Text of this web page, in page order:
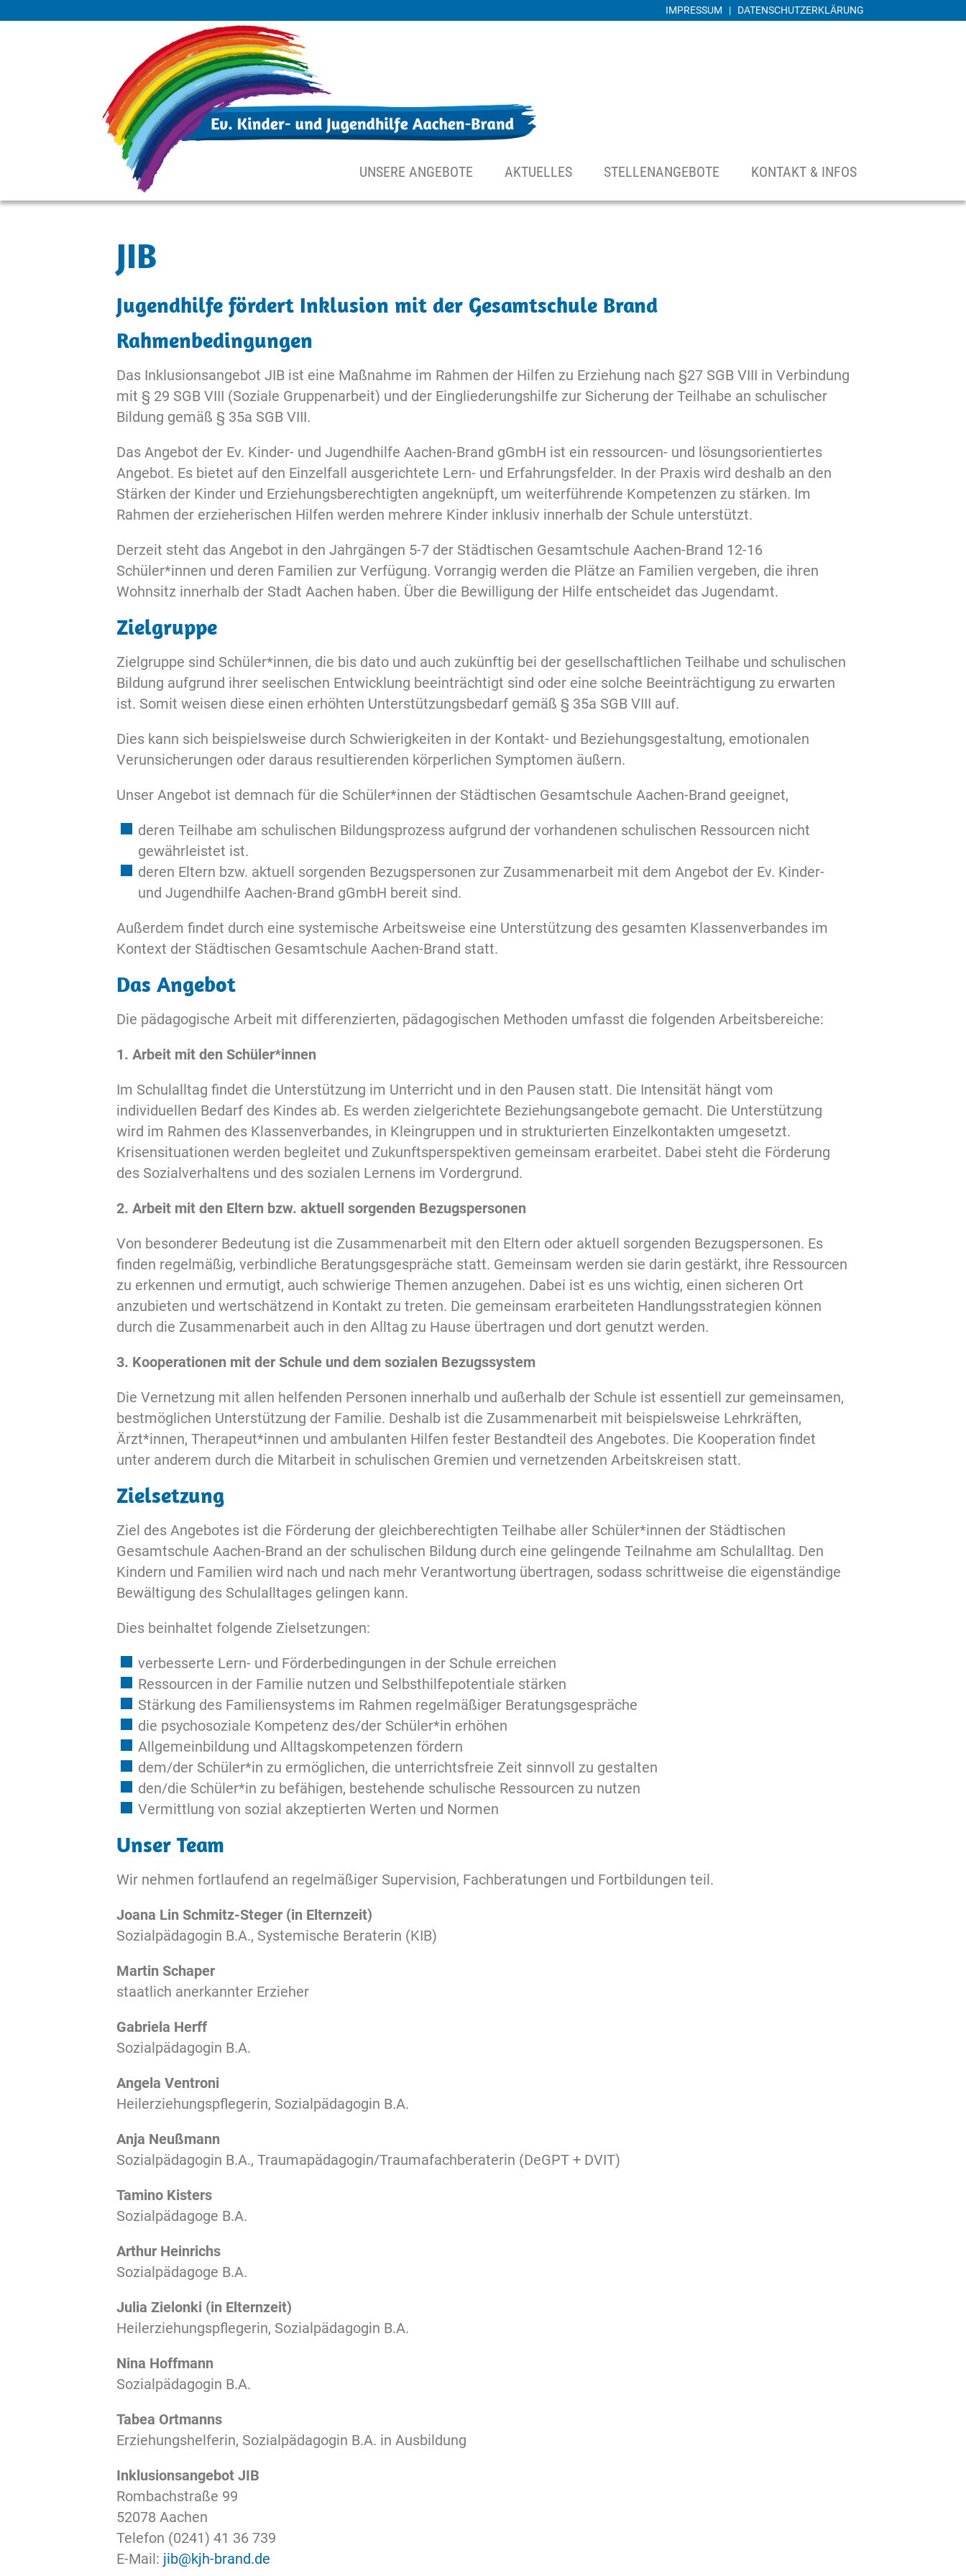
IMPRESSUM | DATENSCHUTZERKLÄRUNG
UNSERE ANGEBOTE AKTUELLES STELLENANGEBOTE KONTAKT & INFOS
JIB
Jugendhilfe fördert Inklusion mit der Gesamtschule Brand
Rahmenbedingungen
Das Inklusionsangebot JIB ist eine Maßnahme im Rahmen der Hilfen zu Erziehung nach §27 SGB VIII in Verbindung
mit § 29 SGB VIII (Soziale Gruppenarbeit) und der Eingliederungshilfe zur Sicherung der Teilhabe an schulischer
Bildung gemäß § 35a SGB VIII.
Das Angebot der Ev. Kinder- und Jugendhilfe Aachen-Brand gGmbH ist ein ressourcen- und lösungsorientiertes
Angebot. Es bietet auf den Einzelfall ausgerichtete Lern- und Erfahrungsfelder. In der Praxis wird deshalb an den
Stärken der Kinder und Erziehungsberechtigten angeknüpft, um weiterführende Kompetenzen zu stärken. Im
Rahmen der erzieherischen Hilfen werden mehrere Kinder inklusiv innerhalb der Schule unterstützt.
Derzeit steht das Angebot in den Jahrgängen 5-7 der Städtischen Gesamtschule Aachen-Brand 12-16
Schüler*innen und deren Familien zur Verfügung. Vorrangig werden die Plätze an Familien vergeben, die ihren
Wohnsitz innerhalb der Stadt Aachen haben. Über die Bewilligung der Hilfe entscheidet das Jugendamt.
Zielgruppe
Zielgruppe sind Schüler*innen, die bis dato und auch zukünftig bei der gesellschaftlichen Teilhabe und schulischen
Bildung aufgrund ihrer seelischen Entwicklung beeinträchtigt sind oder eine solche Beeinträchtigung zu erwarten
ist. Somit weisen diese einen erhöhten Unterstützungsbedarf gemäß § 35a SGB VIII auf.
Dies kann sich beispielsweise durch Schwierigkeiten in der Kontakt- und Beziehungsgestaltung, emotionalen
Verunsicherungen oder daraus resultierenden körperlichen Symptomen äußern.
Unser Angebot ist demnach für die Schüler*innen der Städtischen Gesamtschule Aachen-Brand geeignet,
deren Teilhabe am schulischen Bildungsprozess aufgrund der vorhandenen schulischen Ressourcen nicht
gewährleistet ist.
deren Eltern bzw. aktuell sorgenden Bezugspersonen zur Zusammenarbeit mit dem Angebot der Ev. Kinder-
und Jugendhilfe Aachen-Brand gGmbH bereit sind.
Außerdem findet durch eine systemische Arbeitsweise eine Unterstützung des gesamten Klassenverbandes im
Kontext der Städtischen Gesamtschule Aachen-Brand statt.
Das Angebot
Die pädagogische Arbeit mit differenzierten, pädagogischen Methoden umfasst die folgenden Arbeitsbereiche:
1. Arbeit mit den Schüler*innen
Im Schulalltag findet die Unterstützung im Unterricht und in den Pausen statt. Die Intensität hängt vom
individuellen Bedarf des Kindes ab. Es werden zielgerichtete Beziehungsangebote gemacht. Die Unterstützung
wird im Rahmen des Klassenverbandes, in Kleingruppen und in strukturierten Einzelkontakten umgesetzt.
Krisensituationen werden begleitet und Zukunftsperspektiven gemeinsam erarbeitet. Dabei steht die Förderung
des Sozialverhaltens und des sozialen Lernens im Vordergrund.
2. Arbeit mit den Eltern bzw. aktuell sorgenden Bezugspersonen
Von besonderer Bedeutung ist die Zusammenarbeit mit den Eltern oder aktuell sorgenden Bezugspersonen. Es
finden regelmäßig, verbindliche Beratungsgespräche statt. Gemeinsam werden sie darin gestärkt, ihre Ressourcen
zu erkennen und ermutigt, auch schwierige Themen anzugehen. Dabei ist es uns wichtig, einen sicheren Ort
anzubieten und wertschätzend in Kontakt zu treten. Die gemeinsam erarbeiteten Handlungsstrategien können
durch die Zusammenarbeit auch in den Alltag zu Hause übertragen und dort genutzt werden.
3. Kooperationen mit der Schule und dem sozialen Bezugssystem
Die Vernetzung mit allen helfenden Personen innerhalb und außerhalb der Schule ist essentiell zur gemeinsamen,
bestmöglichen Unterstützung der Familie. Deshalb ist die Zusammenarbeit mit beispielsweise Lehrkräften,
Ärzt*innen, Therapeut*innen und ambulanten Hilfen fester Bestandteil des Angebotes. Die Kooperation findet
unter anderem durch die Mitarbeit in schulischen Gremien und vernetzenden Arbeitskreisen statt.
Zielsetzung
Ziel des Angebotes ist die Förderung der gleichberechtigten Teilhabe aller Schüler*innen der Städtischen
Gesamtschule Aachen-Brand an der schulischen Bildung durch eine gelingende Teilnahme am Schulalltag. Den
Kindern und Familien wird nach und nach mehr Verantwortung übertragen, sodass schrittweise die eigenständige
Bewältigung des Schulalltages gelingen kann.
Dies beinhaltet folgende Zielsetzungen:
verbesserte Lern- und Förderbedingungen in der Schule erreichen
Ressourcen in der Familie nutzen und Selbsthilfepotentiale stärken
Stärkung des Familiensystems im Rahmen regelmäßiger Beratungsgespräche
die psychosoziale Kompetenz des/der Schüler*in erhöhen
Allgemeinbildung und Alltagskompetenzen fördern
dem/der Schüler*in zu ermöglichen, die unterrichtsfreie Zeit sinnvoll zu gestalten
den/die Schüler*in zu befähigen, bestehende schulische Ressourcen zu nutzen
Vermittlung von sozial akzeptierten Werten und Normen
Unser Team
Wir nehmen fortlaufend an regelmäßiger Supervision, Fachberatungen und Fortbildungen teil.
Joana Lin Schmitz-Steger (in Elternzeit)
Sozialpädagogin B.A., Systemische Beraterin (KIB)
Martin Schaper
staatlich anerkannter Erzieher
Gabriela Herff
Sozialpädagogin B.A.
Angela Ventroni
Heilerziehungspflegerin, Sozialpädagogin B.A.
Anja Neußmann
Sozialpädagogin B.A., Traumapädagogin/Traumafachberaterin (DeGPT + DVIT)
Tamino Kisters
Sozialpädagoge B.A.
Arthur Heinrichs
Sozialpädagoge B.A.
Julia Zielonki (in Elternzeit)
Heilerziehungspflegerin, Sozialpädagogin B.A.
Nina Hoffmann
Sozialpädagogin B.A.
Tabea Ortmanns
Erziehungshelferin, Sozialpädagogin B.A. in Ausbildung
Inklusionsangebot JIB
Rombachstraße 99
52078 Aachen
Telefon (0241) 41 36 739
E-Mail: jib@kjh-brand.de